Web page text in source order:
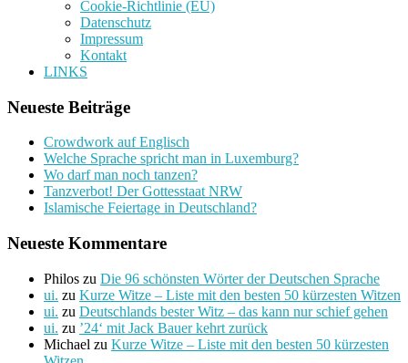
Cookie-Richtlinie (EU)
Datenschutz
Impressum
Kontakt
LINKS
Neueste Beiträge
Crowdwork auf Englisch
Welche Sprache spricht man in Luxemburg?
Wo darf man noch tanzen?
Tanzverbot! Der Gottesstaat NRW
Islamische Feiertage in Deutschland?
Neueste Kommentare
Philos zu Die 96 schönsten Wörter der Deutschen Sprache
ui. zu Kurze Witze – Liste mit den besten 50 kürzesten Witzen
ui. zu Deutschlands bester Witz – das kann nur schief gehen
ui. zu ’24‘ mit Jack Bauer kehrt zurück
Michael zu Kurze Witze – Liste mit den besten 50 kürzesten